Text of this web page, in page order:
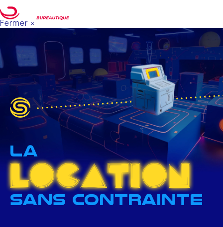
Fermer ×
Votre projet
DEMANDE DE DEVIS
La
location
sans contrainte